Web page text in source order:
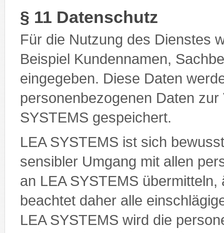
§ 11 Datenschutz
Für die Nutzung des Dienstes
Beispiel Kundennamen,
eingegeben. Diese Daten
personenbezogenen Daten
SYSTEMS gespeichert.
LEA SYSTEMS ist sich
sensibler Umgang mit allen
an LEA SYSTEMS
beachtet daher alle
LEA SYSTEMS wird die